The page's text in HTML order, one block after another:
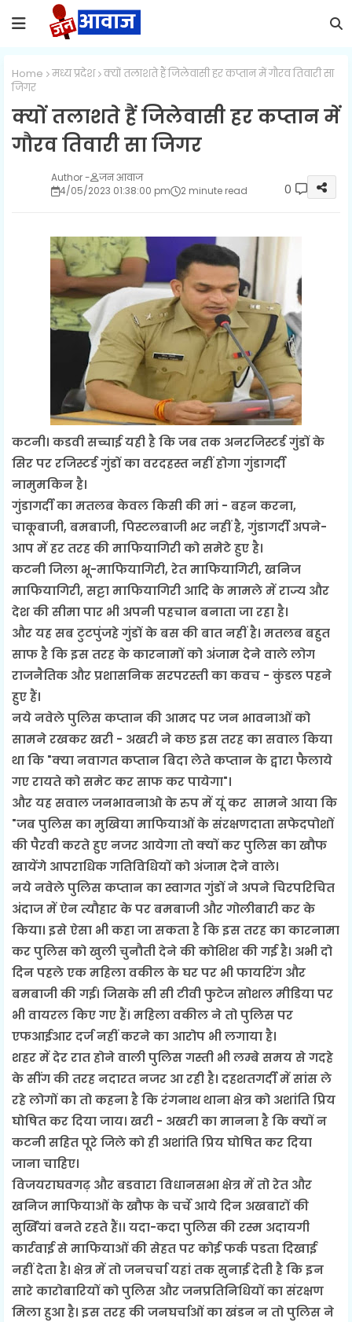
Home मध्य प्रदेश क्यों तलाशते हैं जिलेवासी हर कप्तान में गौरव तिवारी सा
जिगर
क्यों तलाशते हैं जिलेवासी हर कप्तान में
गौरव तिवारी सा जिगर
जन आवाज
4/05/2023 01:38:00 pm
2 minute read 0
कटनी। कडवी सच्चाई यही है कि जब तक अनरजिस्टर्ड गुंडों के
सिर पर रजिस्टर्ड गुंडों का वरदहस्त नहीं होगा गुंडागर्दी
नामुमकिन है।
गुंडागर्दी का मतलब केवल किसी की मां - बहन करना,
चाकूबाजी, बमबाजी, पिस्टलबाजी भर नहीं है, गुंडागर्दी अपने-
आप में हर तरह की माफियागिरी को समेटे हुए है।
कटनी जिला भू-माफियागिरी, रेत माफियागिरी, खनिज
माफियागिरी, सट्टा माफियागिरी आदि के मामले में राज्य और
देश की सीमा पार भी अपनी पहचान बनाता जा रहा है।
और यह सब टुटपुंजहे गुंडों के बस की बात नहीं है। मतलब बहुत
साफ है कि इस तरह के कारनामों को अंजाम देने वाले लोग
राजनैतिक और प्रशासनिक सरपरस्ती का कवच - कुंडल पहने
हुए हैं।
नये नवेले पुलिस कप्तान की आमद पर जन भावनाओं को
सामने रखकर खरी - अखरी ने कछ इस तरह का सवाल किया
था कि "क्या नवागत कप्तान बिदा लेते कप्तान के द्वारा फैलाये
गए रायते को समेट कर साफ कर पायेगा"।
और यह सवाल जनभावनाओ के रुप में यूं कर सामने आया कि
"जब पुलिस का मुखिया माफियाओं के संरक्षणदाता सफेदपोशों
की पैरवी करते हुए नजर आयेगा तो क्यों कर पुलिस का खौफ
खायेंगे आपराधिक गतिविधियों को अंजाम देने वाले।
नये नवेले पुलिस कप्तान का स्वागत गुंडों ने अपने चिरपरिचित
अंदाज में ऐन त्यौहार के पर बमबाजी और गोलीबारी कर के
किया। इसे ऐसा भी कहा जा सकता है कि इस तरह का कारनामा
कर पुलिस को खुली चुनौती देने की कोशिश की गई है। अभी दो
दिन पहले एक महिला वकील के घर पर भी फायरिंग और
बमबाजी की गई। जिसके सी सी टीवी फुटेज सोशल मीडिया पर
भी वायरल किए गए हैं। महिला वकील ने तो पुलिस पर
एफआईआर दर्ज नहीं करने का आरोप भी लगाया है।
शहर में देर रात होने वाली पुलिस गस्ती भी लम्बे समय से गदहे
के सींग की तरह नदारत नजर आ रही है। दहशतगर्दी में सांस ले
रहे लोगों का तो कहना है कि रंगनाथ थाना क्षेत्र को अशांति प्रिय
घोषित कर दिया जाय। खरी - अखरी का मानना है कि क्यों न
कटनी सहित पूरे जिले को ही अशांति प्रिय घोषित कर दिया
जाना चाहिए।
विजयराघवगढ़ और बडवारा विधानसभा क्षेत्र में तो रेत और
खनिज माफियाओं के खौफ के चर्चे आये दिन अखबारों की
सुर्खियां बनते रहते हैं।। यदा-कदा पुलिस की रस्म अदायगी
कार्रवाई से माफियाओं की सेहत पर कोई फर्क पडता दिखाई
नहीं देता है। क्षेत्र में तो जनचर्चा यहां तक सुनाई देती है कि इन
सारे कारोबारियों को पुलिस और जनप्रतिनिधियों का संरक्षण
मिला हुआ है। इस तरह की जनघर्चाओं का खंडन न तो पुलिस ने